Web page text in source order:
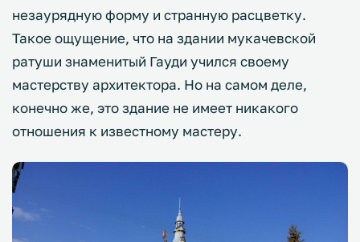
незаурядную форму и странную расцветку.
Такое ощущение, что на здании мукачевской
ратуши знаменитый Гауди учился своему
мастерству архитектора. Но на самом деле,
конечно же, это здание не имеет никакого
отношения к известному мастеру.